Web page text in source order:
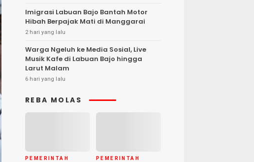
Imigrasi Labuan Bajo Bantah Motor
Hibah Berpajak Mati di Manggarai
2 hari yang lalu
Warga Ngeluh ke Media Sosial, Live
Musik Kafe di Labuan Bajo hingga
Larut Malam
6 hari yang lalu
REBA MOLAS
PEMERINTAH PEMERINTAH